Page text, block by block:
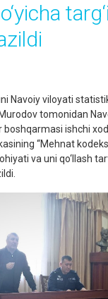
Navoiy viloyati
tomonidan
boshqarmasi ishchi
“Mehnat
va uni qo‘llash